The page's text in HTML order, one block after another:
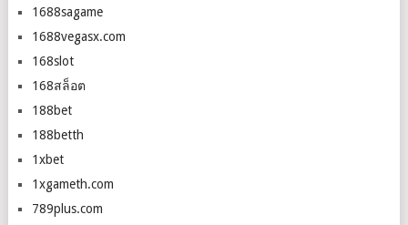
1688sagame
1688vegasx.com
168slot
168สล็อต
188bet
188betth
1xbet
1xgameth.com
789plus.com